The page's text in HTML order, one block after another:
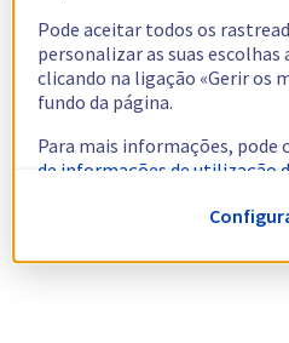
Pode aceitar todos os
personalizar as suas
clicando na ligação «Gerir os
fundo da página.
Para mais informações, pode
de informações de utilização